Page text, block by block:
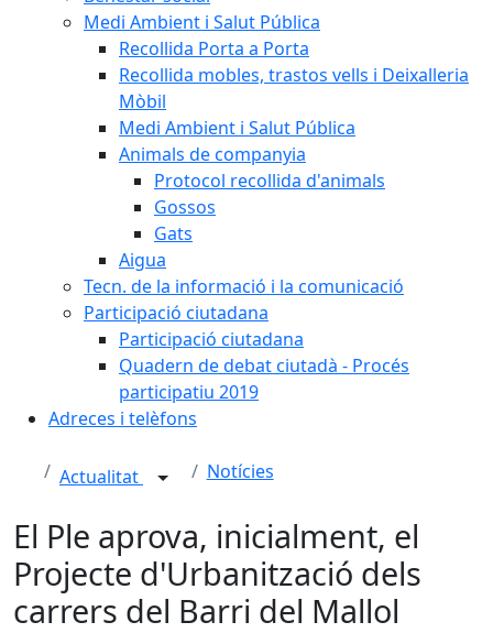
Medi Ambient i Salut Pública
Recollida Porta a Porta
Recollida mobles, trastos vells i Deixalleria
Mòbil
Medi Ambient i Salut Pública
Animals de companyia
Protocol recollida d'animals
Gossos
Gats
Aigua
Tecn. de la informació i la comunicació
Participació ciutadana
Participació ciutadana
Quadern de debat ciutadà - Procés
participatiu 2019
Adreces i telèfons
Actualitat Notícies
El Ple aprova, inicialment, el
Projecte d'Urbanització dels
carrers del Barri del Mallol